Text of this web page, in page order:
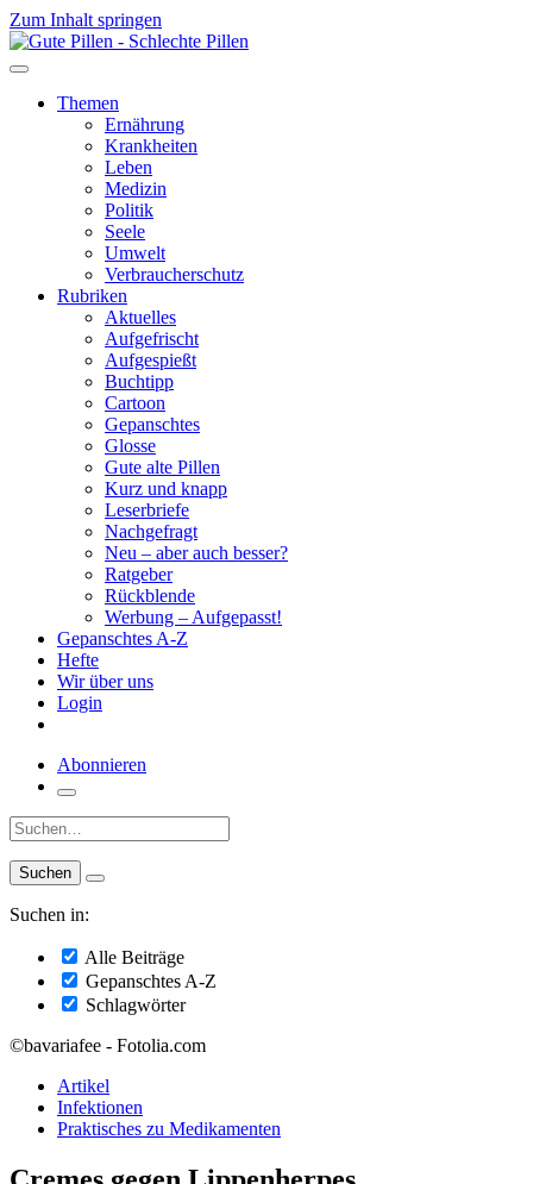
Zum Inhalt springen
Themen
Ernährung
Krankheiten
Leben
Medizin
Politik
Seele
Umwelt
Verbraucherschutz
Rubriken
Aktuelles
Aufgefrischt
Aufgespießt
Buchtipp
Cartoon
Gepanschtes
Glosse
Gute alte Pillen
Kurz und knapp
Leserbriefe
Nachgefragt
Neu – aber auch besser?
Ratgeber
Rückblende
Werbung – Aufgepasst!
Gepanschtes A-Z
Hefte
Wir über uns
Login
Abonnieren
Suche:
Suchen in:
Alle Beiträge
Gepanschtes A-Z
Schlagwörter
©bavariafee - Fotolia.com
Artikel
Infektionen
Praktisches zu Medikamenten